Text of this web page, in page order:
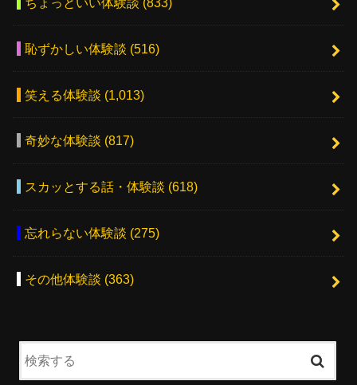
恥ずかしい体験談 (516)
笑える体験談 (1,013)
奇妙な体験談 (817)
スカッとする話・体験談 (618)
忘れらない体験談 (275)
その他体験談 (363)